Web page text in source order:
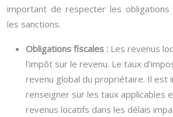
important de respecter les
les sanctions.
Obligations fiscales : Les revenus
l’impôt sur le revenu. Le taux
revenu global du propriétaire. Il est
renseigner sur les taux applicables
revenus locatifs dans les délais